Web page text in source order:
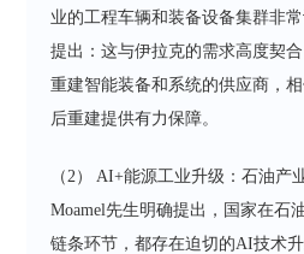
业的工程车辆和装备设备集群非
提出：这与伊拉克的需求高度契
重建智能装备和系统的供应商，
后重建提供有力保障。
（2） AI+能源工业升级：石油产
Moamel先生明确提出，国家在石
链条环节，都存在迫切的AI技术